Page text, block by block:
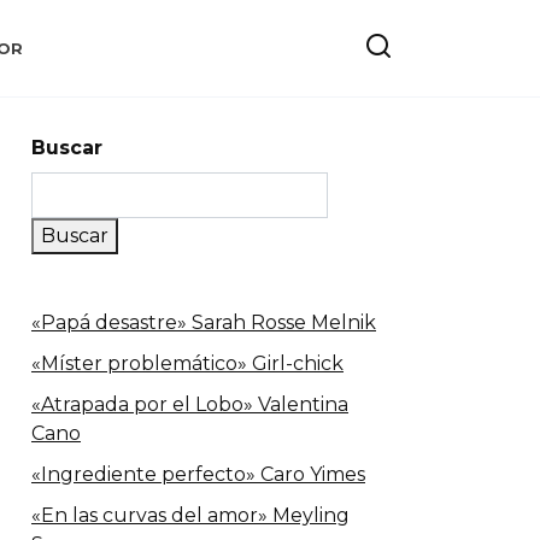
Buscar
Buscar
«Papá desastre» Sarah Rosse Melnik
«Míster problemático» Girl-chick
«Atrapada por el Lobo» Valentina
Cano
«Ingrediente perfecto» Caro Yimes
«En las curvas del amor» Meyling